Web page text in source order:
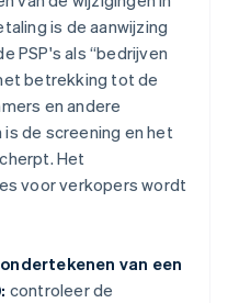
is de aanwijzing
PSP's als “bedrijven
betrekking tot de
en andere
is de screening en het
Het
voor verkopers wordt
van een
controleer de